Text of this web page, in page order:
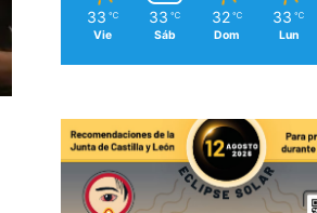
33 ℃
Vie
33 ℃
Sáb
32 ℃
Dom
33 ℃
Lun